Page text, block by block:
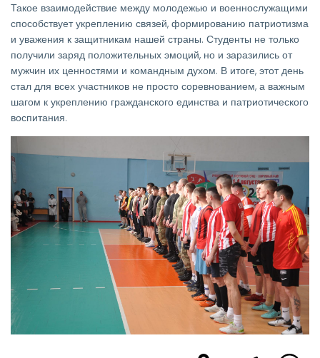
Такое взаимодействие между молодежью и военнослужащими
способствует укреплению связей, формированию патриотизма
и уважения к защитникам нашей страны. Студенты не только
получили заряд положительных эмоций, но и заразились от
мужчин их ценностями и командным духом. В итоге, этот день
стал для всех участников не просто соревнованием, а важным
шагом к укреплению гражданского единства и патриотического
воспитания.
Изображение